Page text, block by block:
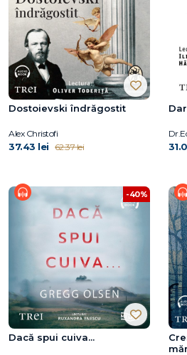
Dostoievski îndrăgostit
Alex Christofi
37.43 lei 62.37 lei
-40%
Dacă spui cuiva...